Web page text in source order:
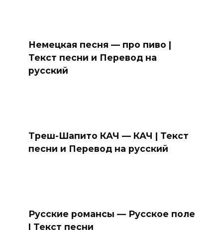
Немецкая песня — про пиво |
Текст песни и Перевод на
русский
Треш-Шапито КАЧ — КАЧ | Текст
песни и Перевод на русский
Русские романсы — Русское поле
| Текст песни